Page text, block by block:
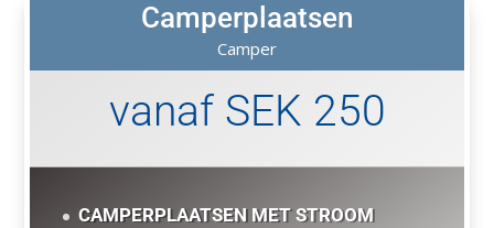
Camperplaatsen
Camper
vanaf SEK 250
CAMPERPLAATSEN MET STROOM